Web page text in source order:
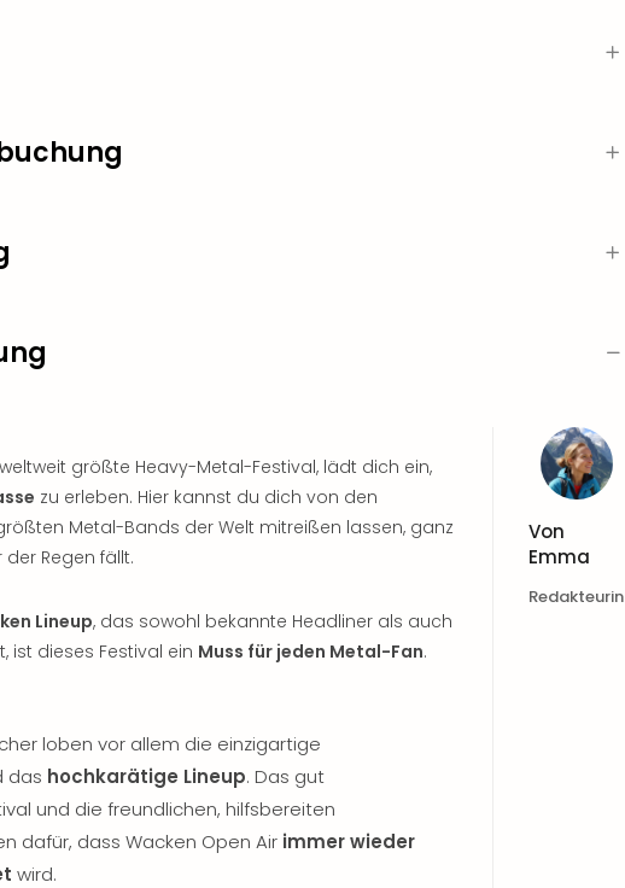
größte Heavy-Metal-Festival, lädt dich ein,
zu erleben. Hier kannst du dich von den
Metal-Bands der Welt mitreißen lassen, ganz
Regen fällt.
Lineup, das sowohl bekannte Headliner als auch
ist dieses Festival ein Muss für jeden Metal-Fan.
loben vor allem die einzigartige
das hochkarätige Lineup. Das gut
und die freundlichen, hilfsbereiten
dafür, dass Wacken Open Air immer wieder
wird.
Von
Emma
Redakteurin